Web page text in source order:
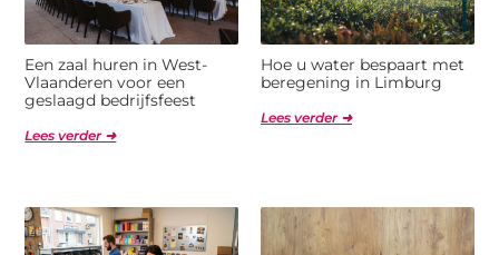
Een zaal huren in West-
Vlaanderen voor een
geslaagd bedrijfsfeest
Lees verder ➜
Hoe u water bespaart met
beregening in Limburg
Lees verder ➜